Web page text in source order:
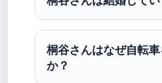
桐谷さんはなぜ自転
か？